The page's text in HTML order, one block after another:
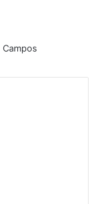
Campos